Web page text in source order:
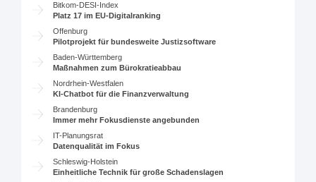
Bitkom-DESI-Index
Platz 17 im EU-Digitalranking
Offenburg
Pilotprojekt für bundesweite Justizsoftware
Baden-Württemberg
Maßnahmen zum Bürokratieabbau
Nordrhein-Westfalen
KI-Chatbot für die Finanzverwaltung
Brandenburg
Immer mehr Fokusdienste angebunden
IT-Planungsrat
Datenqualität im Fokus
Schleswig-Holstein
Einheitliche Technik für große Schadenslagen